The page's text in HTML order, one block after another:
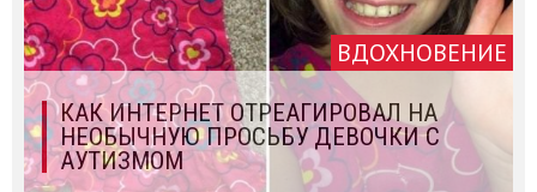
ВДОХНОВЕНИЕ
КАК ИНТЕРНЕТ ОТРЕАГИРОВАЛ НА
НЕОБЫЧНУЮ ПРОСЬБУ ДЕВОЧКИ С
АУТИЗМОМ